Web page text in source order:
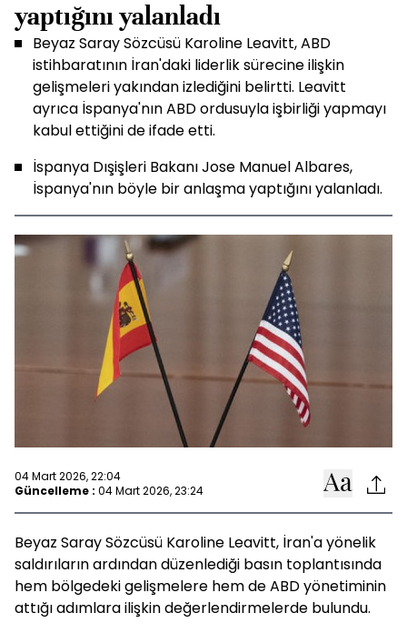
yaptığını yalanladı
Beyaz Saray Sözcüsü Karoline Leavitt, ABD
istihbaratının İran'daki liderlik sürecine ilişkin
gelişmeleri yakından izlediğini belirtti. Leavitt
ayrıca İspanya'nın ABD ordusuyla işbirliği yapmayı
kabul ettiğini de ifade etti.
İspanya Dışişleri Bakanı Jose Manuel Albares,
İspanya'nın böyle bir anlaşma yaptığını yalanladı.
04 Mart 2026, 22:04
Güncelleme : 04 Mart 2026, 23:24
Beyaz Saray Sözcüsü Karoline Leavitt, İran'a yönelik
saldırıların ardından düzenlediği basın toplantısında
hem bölgedeki gelişmelere hem de ABD yönetiminin
attığı adımlara ilişkin değerlendirmelerde bulundu.